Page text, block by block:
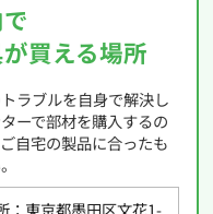
買える場所
ラブルを自身で解決し
ーで部材を購入するの
自宅の製品に合ったも
：東京都墨田区文花1-